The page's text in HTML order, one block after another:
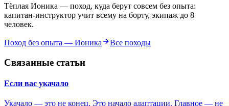
Тёплая Ионика — поход, куда берут совсем без опыта:
капитан-инструктор учит всему на борту, экипаж до 8
человек.
Поход без опыта — Ионика Все походы
Связанные статьи
Если вас укачало
Укачало — это не конец. Это начало адаптации. Главное — не